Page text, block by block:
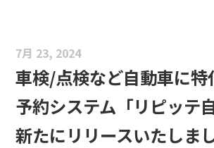
7月 23, 2024
車検/点検など自動車に特
予約システム「リピッテ
新たにリリースいたしま